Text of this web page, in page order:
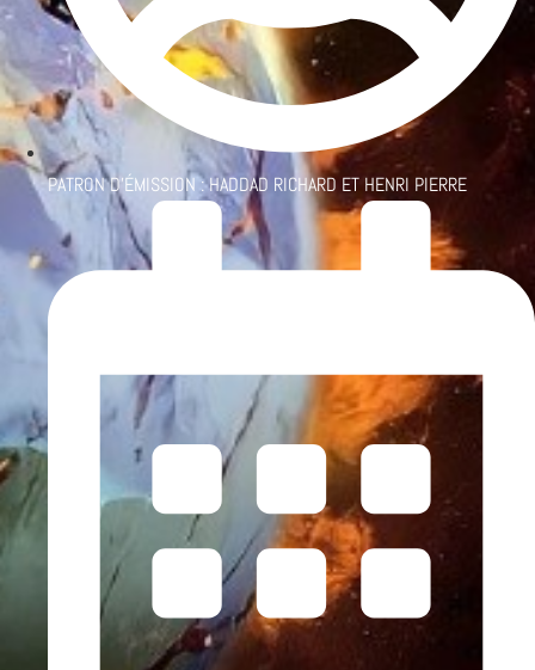
PATRON D'ÉMISSION :HADDAD RICHARD ET HENRI PIERRE